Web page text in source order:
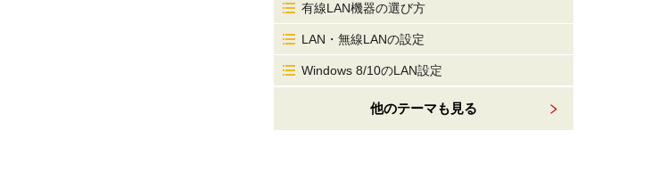
有線LAN機器の選び方
LAN・無線LANの設定
Windows 8/10のLAN設定
他のテーマも見る